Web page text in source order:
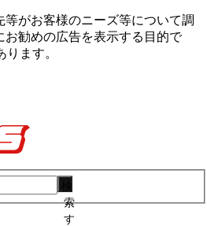
がお客様のニーズ等について調
勧めの広告を表⽰する⽬的で
ます。
索
す